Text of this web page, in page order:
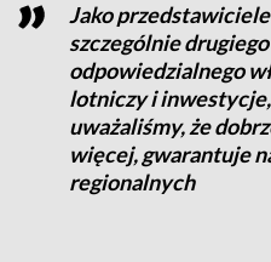
Jako
szczególnie
odpowiedzialnego
lotniczy i
uważaliśmy, że
więcej, gwarantuje
regionalnych